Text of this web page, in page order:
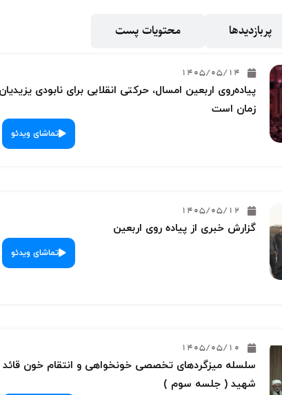
پربازدیدها محتویات پست
1405/05/14
پیاده‌روی اربعین امسال، حرکتی انقلابی برای نابودی یزیدیان
زمان است
تماشای ویدئو
1405/05/12
گزارش خبری از پیاده روی اربعین
تماشای ویدئو
1405/05/10
سلسله میزگردهای تخصصی خونخواهی و انتقام خون قائد
شهید ( جلسه سوم )